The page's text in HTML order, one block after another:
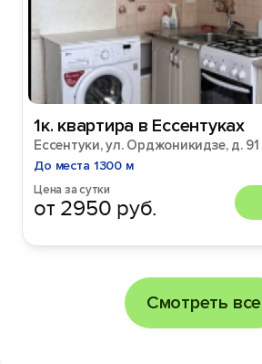
1к. квартира в Ессентуках
Ессентуки, ул. Орджоникидзе, д. 91
До места 1300 м
Цена за сутки
от 2950 руб.
Смотреть все